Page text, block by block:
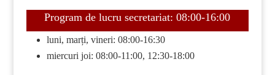
Program de lucru secretariat: 08:00-16:00
luni, marți, vineri: 08:00-16:30
miercuri joi: 08:00-11:00, 12:30-18:00